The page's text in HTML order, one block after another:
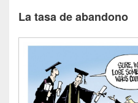
La tasa de abandono